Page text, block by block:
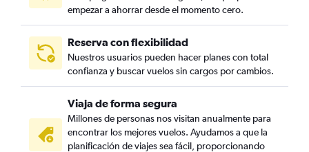
empezar a ahorrar desde el momento cero.
Reserva con flexibilidad
Nuestros usuarios pueden hacer planes con total
confianza y buscar vuelos sin cargos por cambios.
Viaja de forma segura
Millones de personas nos visitan anualmente para
encontrar los mejores vuelos. Ayudamos a que la
planificación de viajes sea fácil, proporcionando